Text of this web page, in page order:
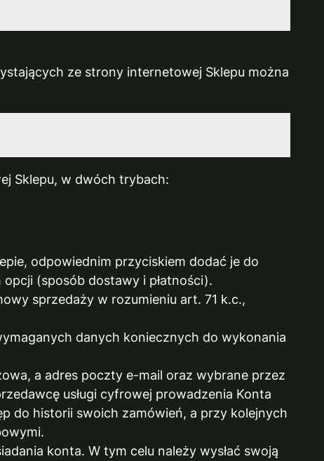
ze strony internetowej Sklepu można
Sklepu, w dwóch trybach:
odpowiednim przyciskiem dodać je do
(sposób dostawy i płatności).
sprzedaży w rozumieniu art. 71 k.c.,
danych koniecznych do wykonania
a adres poczty e-mail oraz wybrane przez
usługi cyfrowej prowadzenia Konta
do historii swoich zamówień, a przy kolejnych
konta. W tym celu należy wysłać swoją